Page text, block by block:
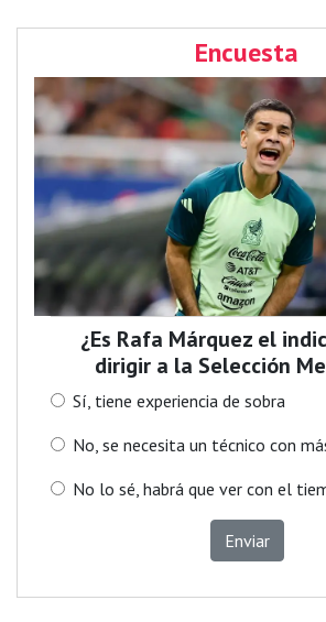
Encuesta
¿Es Rafa Márquez el
dirigir a la Selección
Sí, tiene experiencia de sobra
No, se necesita un técnico con
No lo sé, habrá que ver con el
Enviar